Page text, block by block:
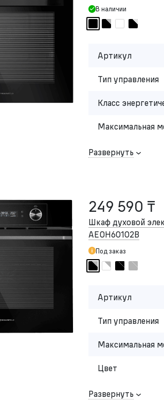
В наличии
Артикул
Тип управления
Класс
Максимальная
Развернуть
249 590 ₸
Шкаф духовой
AEOH60102B
Под заказ
Артикул
Тип управления
Максимальная
Цвет
Развернуть